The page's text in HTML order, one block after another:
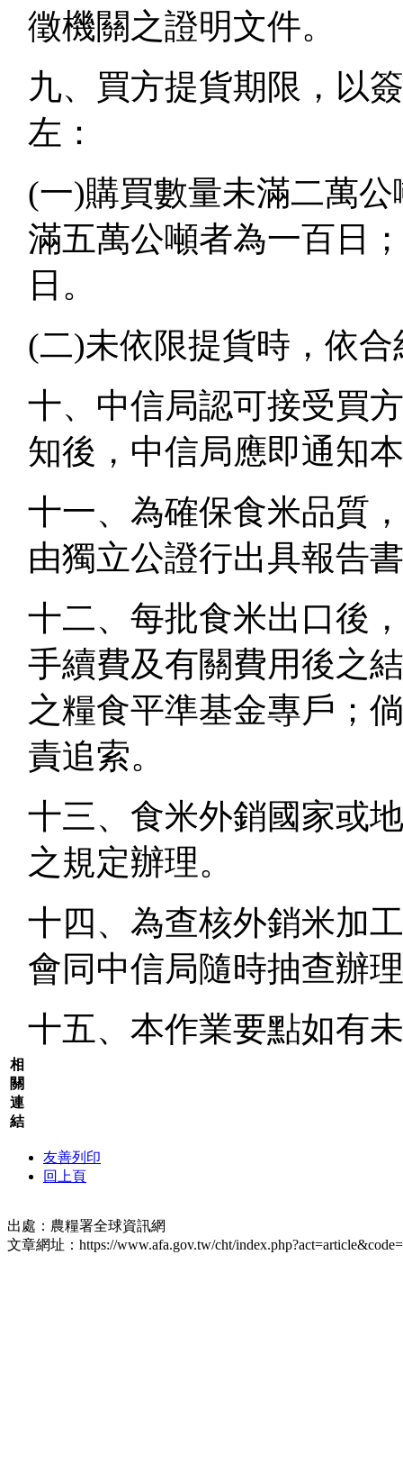
徵機關之證明文件。
九、買方提貨期限，以
左：
(一)購買數量未滿二萬
滿五萬公噸者為一百日
日。
(二)未依限提貨時，依
十、中信局認可接受買
知後，中信局應即通知
十一、為確保食米品質
由獨立公證行出具報告
十二、每批食米出口後
手續費及有關費用後之
之糧食平準基金專戶；
責追索。
十三、食米外銷國家或
之規定辦理。
十四、為查核外銷米加
會同中信局隨時抽查辦
十五、本作業要點如有
相
關
連
結
友善列印
回上頁
出處：農糧署全球資訊網
文章網址：https://www.afa.gov.tw/cht/